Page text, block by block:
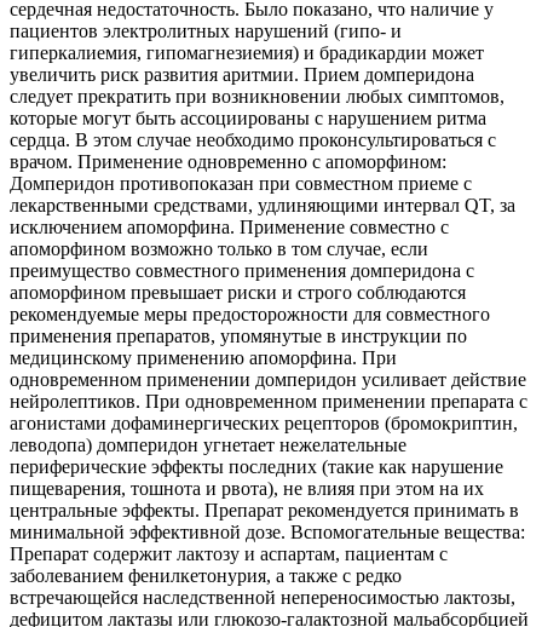
сердечная недостаточность. Было показано, что наличие у
пациентов электролитных нарушений (гипо- и
гиперкалиемия, гипомагнезиемия) и брадикардии может
увеличить риск развития аритмии. Прием домперидона
следует прекратить при возникновении любых симптомов,
которые могут быть ассоциированы с нарушением ритма
сердца. В этом случае необходимо проконсультироваться с
врачом. Применение одновременно с апоморфином:
Домперидон противопоказан при совместном приеме с
лекарственными средствами, удлиняющими интервал QT, за
исключением апоморфина. Применение совместно с
апоморфином возможно только в том случае, если
преимущество совместного применения домперидона с
апоморфином превышает риски и строго соблюдаются
рекомендуемые меры предосторожности для совместного
применения препаратов, упомянутые в инструкции по
медицинскому применению апоморфина. При
одновременном применении домперидон усиливает действие
нейролептиков. При одновременном применении препарата с
агонистами дофаминергических рецепторов (бромокриптин,
леводопа) домперидон угнетает нежелательные
периферические эффекты последних (такие как нарушение
пищеварения, тошнота и рвота), не влияя при этом на их
центральные эффекты. Препарат рекомендуется принимать в
минимальной эффективной дозе. Вспомогательные вещества:
Препарат содержит лактозу и аспартам, пациентам с
заболеванием фенилкетонурия, а также с редко
встречающейся наследственной непереносимостью лактозы,
дефицитом лактазы или глюкозо-галактозной мальабсорбцией